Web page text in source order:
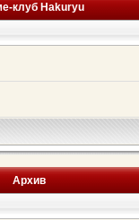
клуб Hakuryu
Архив